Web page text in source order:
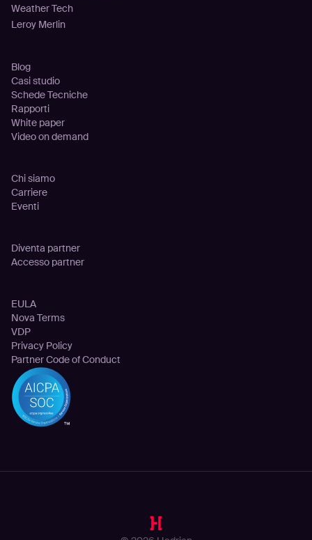
Weather Tech
Leroy Merlin
Blog
Casi studio
Schede Tecniche
Rapporti
White paper
Video on demand
Chi siamo
Carriere
Eventi
Diventa partner
Accesso partner
EULA
Nova Terms
VDP
Privacy Policy
Partner Code of Conduct